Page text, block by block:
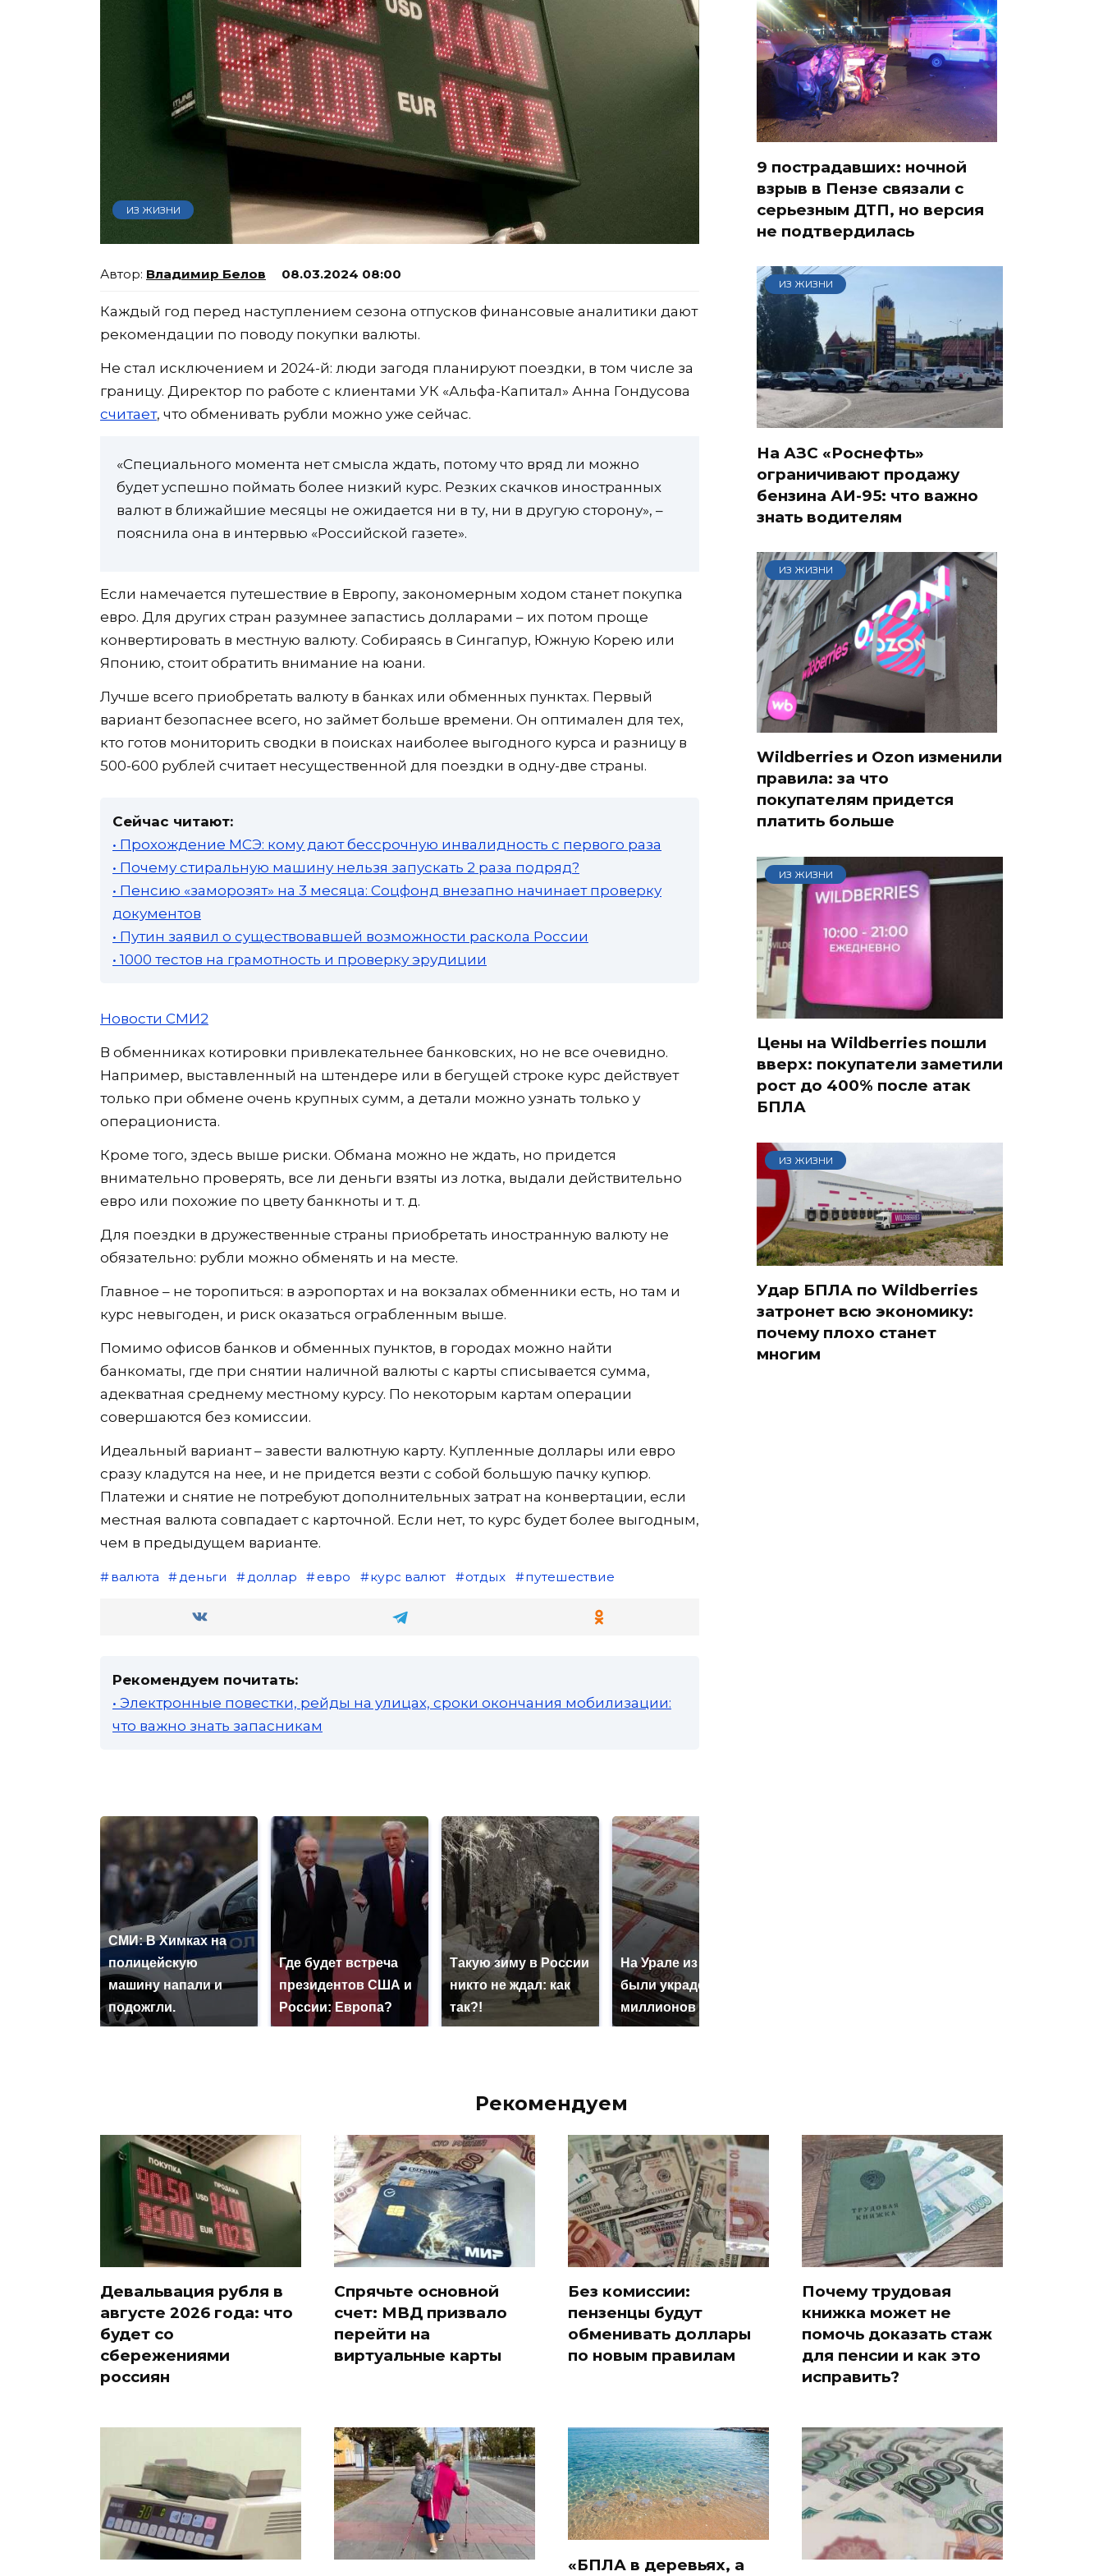
ИЗ ЖИЗНИ
Владимир Белов 08.03.2024 08:00
Каждый год перед наступлением сезона отпусков финансовые аналитики дают
рекомендации по поводу покупки валюты.
Не стал исключением и 2024-й: люди загодя планируют поездки, в том числе за
границу. Директор по работе с клиентами УК «Альфа-Капитал» Анна Гондусова
считает, что обменивать рубли можно уже сейчас.
«Специального момента нет смысла ждать, потому что вряд ли можно
будет успешно поймать более низкий курс. Резких скачков иностранных
валют в ближайшие месяцы не ожидается ни в ту, ни в другую сторону», –
пояснила она в интервью «Российской газете».
Если намечается путешествие в Европу, закономерным ходом станет покупка
евро. Для других стран разумнее запастись долларами – их потом проще
конвертировать в местную валюту. Собираясь в Сингапур, Южную Корею или
Японию, стоит обратить внимание на юани.
Лучше всего приобретать валюту в банках или обменных пунктах. Первый
вариант безопаснее всего, но займет больше времени. Он оптимален для тех,
кто готов мониторить сводки в поисках наиболее выгодного курса и разницу в
500-600 рублей считает несущественной для поездки в одну-две страны.
Сейчас читают:
• Прохождение МСЭ: кому дают бессрочную инвалидность с первого раза
• Почему стиральную машину нельзя запускать 2 раза подряд?
• Пенсию «заморозят» на 3 месяца: Соцфонд внезапно начинает проверку
документов
• Путин заявил о существовавшей возможности раскола России
• 1000 тестов на грамотность и проверку эрудиции
Новости СМИ2
В обменниках котировки привлекательнее банковских, но не все очевидно.
Например, выставленный на штендере или в бегущей строке курс действует
только при обмене очень крупных сумм, а детали можно узнать только у
операциониста.
Кроме того, здесь выше риски. Обмана можно не ждать, но придется
внимательно проверять, все ли деньги взяты из лотка, выдали действительно
евро или похожие по цвету банкноты и т. д.
Для поездки в дружественные страны приобретать иностранную валюту не
обязательно: рубли можно обменять и на месте.
Главное – не торопиться: в аэропортах и на вокзалах обменники есть, но там и
курс невыгоден, и риск оказаться ограбленным выше.
Помимо офисов банков и обменных пунктов, в городах можно найти
банкоматы, где при снятии наличной валюты с карты списывается сумма,
адекватная среднему местному курсу. По некоторым картам операции
совершаются без комиссии.
Идеальный вариант – завести валютную карту. Купленные доллары или евро
сразу кладутся на нее, и не придется везти с собой большую пачку купюр.
Платежи и снятие не потребуют дополнительных затрат на конвертации, если
местная валюта совпадает с карточной. Если нет, то курс будет более выгодным,
чем в предыдущем варианте.
валюта деньги доллар евро курс валют отдых путешествие
Рекомендуем почитать:
• Электронные повестки, рейды на улицах, сроки окончания мобилизации:
что важно знать запасникам
СМИ: В Химках на
полицейскую
машину напали и
подожгли.
Где будет встреча
президентов США и
России: Европа?
Такую зиму в России
никто не ждал: как
так?!
На Урале из казны
были украдены 18
миллионов рублей
9 пострадавших: ночной
взрыв в Пензе связали с
серьезным ДТП, но версия
не подтвердилась
ИЗ ЖИЗНИ
На АЗС «Роснефть»
ограничивают продажу
бензина АИ-95: что важно
знать водителям
ИЗ ЖИЗНИ
Wildberries и Ozon изменили
правила: за что
покупателям придется
платить больше
ИЗ ЖИЗНИ
Цены на Wildberries пошли
вверх: покупатели заметили
рост до 400% после атак
БПЛА
ИЗ ЖИЗНИ
Удар БПЛА по Wildberries
затронет всю экономику:
почему плохо станет
многим
Рекомендуем
Девальвация рубля в
августе 2026 года: что
будет со
сбережениями
россиян
Спрячьте основной
счет: МВД призвало
перейти на
виртуальные карты
Без комиссии:
пензенцы будут
обменивать доллары
по новым правилам
Почему трудовая
книжка может не
помочь доказать стаж
для пенсии и как это
исправить?
«БПЛА в деревьях, а